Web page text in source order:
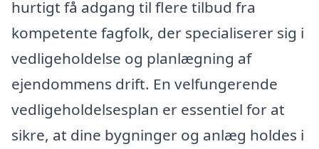
hurtigt få adgang til flere tilbud fra
kompetente fagfolk, der specialiserer sig i
vedligeholdelse og planlægning af
ejendommens drift. En velfungerende
vedligeholdelsesplan er essentiel for at
sikre, at dine bygninger og anlæg holdes i